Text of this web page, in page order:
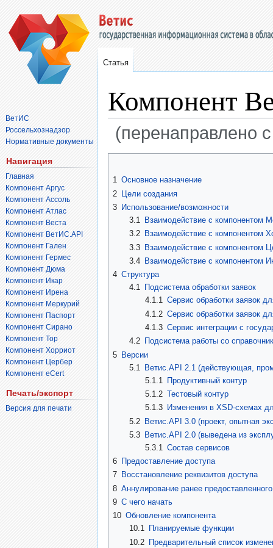
Компонент
(перенаправлено
1 Основное назначение
2 Цели создания
3 Использование/возможности
3.1
Взаимодействие с компонентом
3.2
Взаимодействие с компонентом
3.3 Взаимодействие с компонентом
3.4
Взаимодействие с компонентом
4 Структура
4.1
Подсистема обработки заявок
4.1.1 Сервис обработки заявок
4.1.2 Сервис обработки заявок
4.1.3 Сервис интеграции с
4.2
Подсистема работы со
5 Версии
5.1
Ветис.API 2.1 (действующая,
5.1.1
Продуктивный контур
5.1.2 Тестовый контур
5.1.3 Изменения в XSD-схемах
5.2 Ветис.API 3.0 (проект, опытная
5.3
Ветис.API 2.0 (выведена из
5.3.1
Состав сервисов
6 Предоставление доступа
7 Восстановление реквизитов доступа
8 Аннулирование ранее
9 С чего начать
10 Обновление компонента
10.1
Планируемые функции
10.2
Предварительный список
Статья
ВетИС
Россельхознадзор
Нормативные документы
Навигация
Главная
Компонент Аргус
Компонент Ассоль
Компонент Атлас
Компонент Веста
Компонент ВетИС.API
Компонент Гален
Компонент Гермес
Компонент Дюма
Компонент Икар
Компонент Ирена
Компонент Меркурий
Компонент Паспорт
Компонент Сирано
Компонент Тор
Компонент Хорриот
Компонент Цербер
Компонент eCert
Печать/экспорт
Версия для печати